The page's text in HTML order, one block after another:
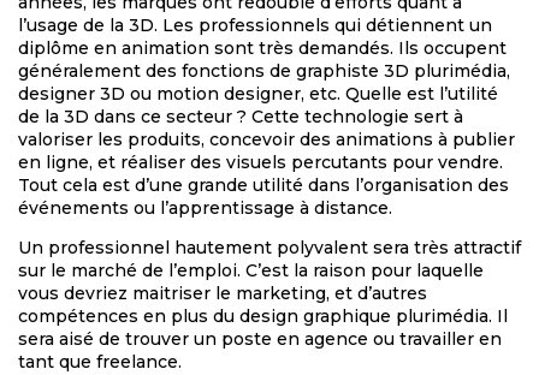
l’usage de la 3D. Les professionnels qui détiennent un
diplôme en animation sont très demandés. Ils occupent
généralement des fonctions de graphiste 3D plurimédia,
designer 3D ou motion designer, etc. Quelle est l’utilité
de la 3D dans ce secteur ? Cette technologie sert à
valoriser les produits, concevoir des animations à publier
en ligne, et réaliser des visuels percutants pour vendre.
Tout cela est d’une grande utilité dans l’organisation des
événements ou l’apprentissage à distance.
Un professionnel hautement polyvalent sera très attractif
sur le marché de l’emploi. C’est la raison pour laquelle
vous devriez maitriser le marketing, et d’autres
compétences en plus du design graphique plurimédia. Il
sera aisé de trouver un poste en agence ou travailler en
tant que freelance.